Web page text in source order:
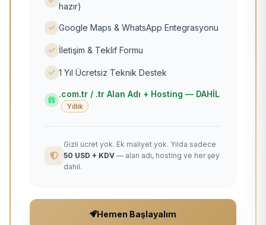
hazır)
Google Maps & WhatsApp Entegrasyonu
İletişim & Teklif Formu
1 Yıl Ücretsiz Teknik Destek
.com.tr / .tr Alan Adı + Hosting — DAHİL
Yıllık
Gizli ücret yok. Ek maliyet yok. Yılda sadece
50 USD + KDV — alan adı, hosting ve her şey
dahil.
Hemen Başlayalım